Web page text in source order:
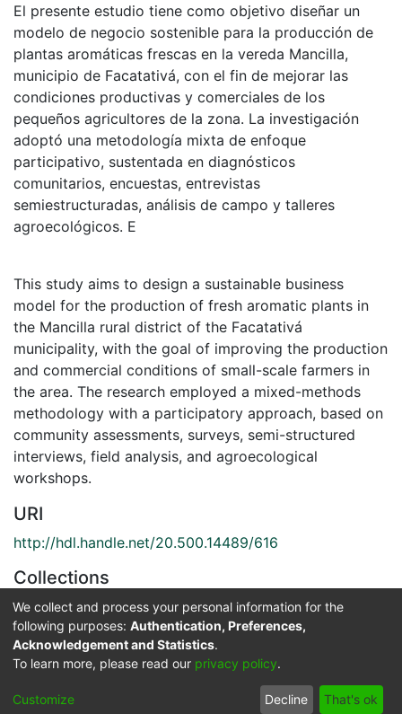
El presente estudio tiene como objetivo diseñar un
modelo de negocio sostenible para la producción de
plantas aromáticas frescas en la vereda Mancilla,
municipio de Facatativá, con el fin de mejorar las
condiciones productivas y comerciales de los
pequeños agricultores de la zona. La investigación
adoptó una metodología mixta de enfoque
participativo, sustentada en diagnósticos
comunitarios, encuestas, entrevistas
semiestructuradas, análisis de campo y talleres
agroecológicos. E
This study aims to design a sustainable business
model for the production of fresh aromatic plants in
the Mancilla rural district of the Facatativá
municipality, with the goal of improving the production
and commercial conditions of small-scale farmers in
the area. The research employed a mixed-methods
methodology with a participatory approach, based on
community assessments, surveys, semi-structured
interviews, field analysis, and agroecological
workshops.
URI
http://hdl.handle.net/20.500.14489/616
Collections
Especialización en Gestión de Agronegocios (EGA)
Full item page
Cookie
End User
Send
We collect and process your personal information for the
following purposes: Authentication, Preferences,
Acknowledgement and Statistics.
To learn more, please read our privacy policy.
Customize Decline That's ok